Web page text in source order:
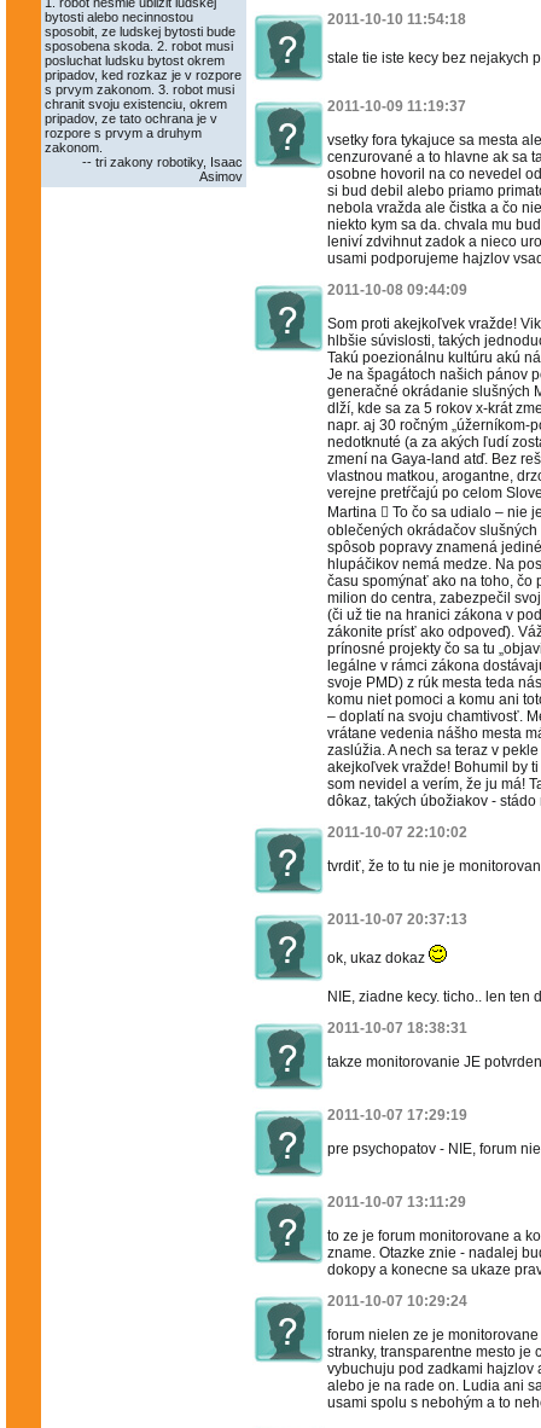
bytosti alebo necinnostou
sposobit, ze ludskej bytosti bude
sposobena skoda. 2. robot musi
posluchat ludsku bytost okrem
pripadov, ked rozkaz je v rozpore
s prvym zakonom. 3. robot musi
chranit svoju existenciu, okrem
pripadov, ze tato ochrana je v
rozpore s prvym a druhym
zakonom.
-- tri zakony robotiky, Isaac
Asimov
2011-10-10 11:54:18
stale tie iste kecy bez nejakych
2011-10-09 11:19:37
vsetky fora tykajuce sa mesta
cenzurované a to hlavne ak sa
osobne hovoril na co nevedel
si bud debil alebo priamo
nebola vražda ale čistka a čo
niekto kym sa da. chvala mu
leniví zdvihnut zadok a nieco
usami podporujeme hajzlov
2011-10-08 09:44:09
Som proti akejkoľvek vražde!
hlbšie súvislosti, takých
Takú poezionálnu kultúru akú
Je na špagátoch našich pánov
generačné okrádanie slušných
dlží, kde sa za 5 rokov x-krát
napr. aj 30 ročným „úžerníkom-
nedotknuté (a za akých ľudí
zmení na Gaya-land atď. Bez
vlastnou matkou, arogantne,
verejne pretŕčajú po celom
Martina  To čo sa udialo – nie
oblečených okrádačov
spôsob popravy znamená
hlupáčikov nemá medze. Na
času spomýnať ako na toho, čo
milion do centra, zabezpečil
(či už tie na hranici zákona v
zákonite prísť ako odpoveď).
prínosné projekty čo sa tu
legálne v rámci zákona
svoje PMD) z rúk mesta teda
komu niet pomoci a komu ani
– doplatí na svoju chamtivosť.
vrátane vedenia nášho mesta
zaslúžia. A nech sa teraz v
akejkoľvek vražde! Bohumil by
som nevidel a verím, že ju má!
dôkaz, takých úbožiakov -
2011-10-07 22:10:02
tvrdiť, že to tu nie je
2011-10-07 20:37:13
ok, ukaz dokaz
NIE, ziadne kecy. ticho.. len ten
2011-10-07 18:38:31
takze monitorovanie JE
2011-10-07 17:29:19
pre psychopatov - NIE, forum
2011-10-07 13:11:29
to ze je forum monitorovane a
zname. Otazke znie - nadalej
dokopy a konecne sa ukaze
2011-10-07 10:29:24
forum nielen ze je
stranky, transparentne mesto je
vybuchuju pod zadkami hajzlov
alebo je na rade on. Ludia ani
usami spolu s nebohým a to